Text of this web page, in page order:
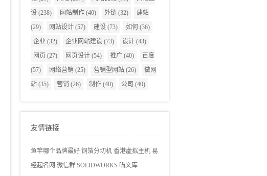
设 (238) 网站制作 (40) 外链 (32)
建站
(29)
网站设计 (57) 建设 (73) 如何 (36)
企业 (32) 企业网站建设 (73) 设计 (43)
网页 (27) 网页设计 (54) 推广 (40)
百度
(57)
网络营销 (25) 营销型网站 (26)
做网
站 (35) 营销 (26) 制作 (40) 公司 (40)
友情链接
鱼竿哪个品牌最好 铜箔分切机 香港虚拟主机 易
经起名网 微信群 SOLIDWORKS 喵文库